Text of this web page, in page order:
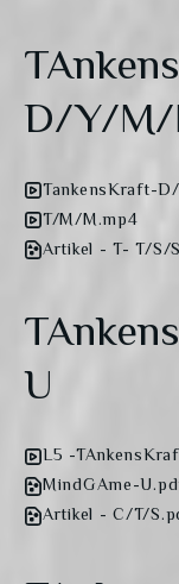
D/Y/
TankensKraft-
T/M/M.mp4
Artikel - T- T/S/
U
L5 -
MindGAme-
Artikel - C/T/